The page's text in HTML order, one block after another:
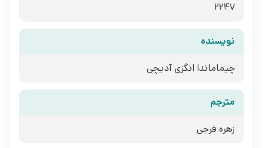
2247
نویسنده
چیماماندا انگزی آدیچی
مترجم
زهره فرجی